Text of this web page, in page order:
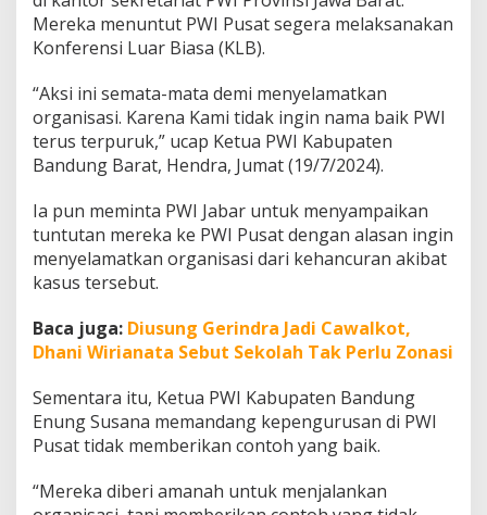
a
n
K
B
Mereka menuntut PWI Pusat segera melaksanakan
Konferensi Luar Biasa (KLB).
“Aksi ini semata-mata demi menyelamatkan
organisasi. Karena Kami tidak ingin nama baik PWI
terus terpuruk,” ucap Ketua PWI Kabupaten
Bandung Barat, Hendra, Jumat (19/7/2024).
Ia pun meminta PWI Jabar untuk menyampaikan
tuntutan mereka ke PWI Pusat dengan alasan ingin
menyelamatkan organisasi dari kehancuran akibat
kasus tersebut.
Baca juga: Diusung Gerindra Jadi Cawalkot,
Dhani Wirianata Sebut Sekolah Tak Perlu Zonasi
Sementara itu, Ketua PWI Kabupaten Bandung
Enung Susana memandang kepengurusan di PWI
Pusat tidak memberikan contoh yang baik.
“Mereka diberi amanah untuk menjalankan